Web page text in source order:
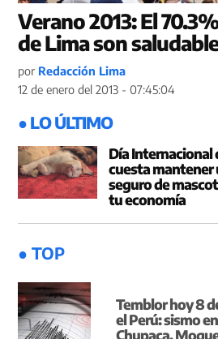
Verano 2013: El
de Lima son
por Redacción Lima
12 de enero del 2013 - 07:45:04
● LO ÚLTIMO
Día Internacional
cuesta mantener
seguro de
tu economía
● TOP
Temblor hoy 8
el Perú: sismo
Chupaca,